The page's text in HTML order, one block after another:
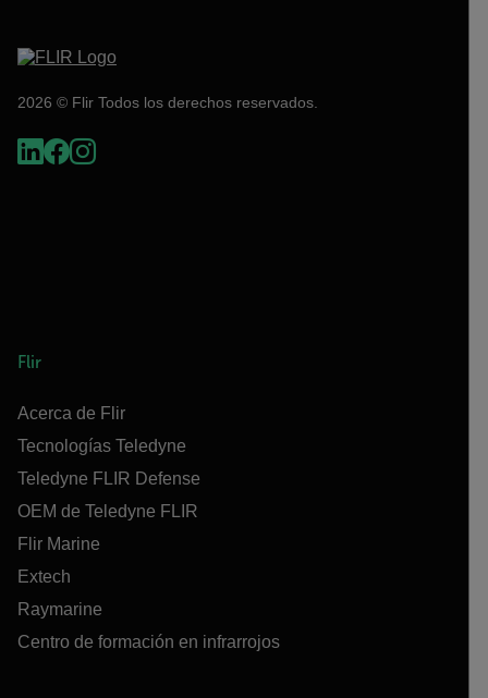
2026 © Flir Todos los derechos reservados.
Flir
Acerca de Flir
Tecnologías Teledyne
Teledyne FLIR Defense
OEM de Teledyne FLIR
Flir Marine
Extech
Raymarine
Centro de formación en infrarrojos